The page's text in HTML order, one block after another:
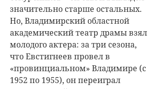
значительно старше остальных.
Но, Владимирский областной
академический театр драмы взял
молодого актера: за три сезона,
что Евстигнеев провел в
«провинциальном» Владимире (с
1952 по 1955), он переиграл